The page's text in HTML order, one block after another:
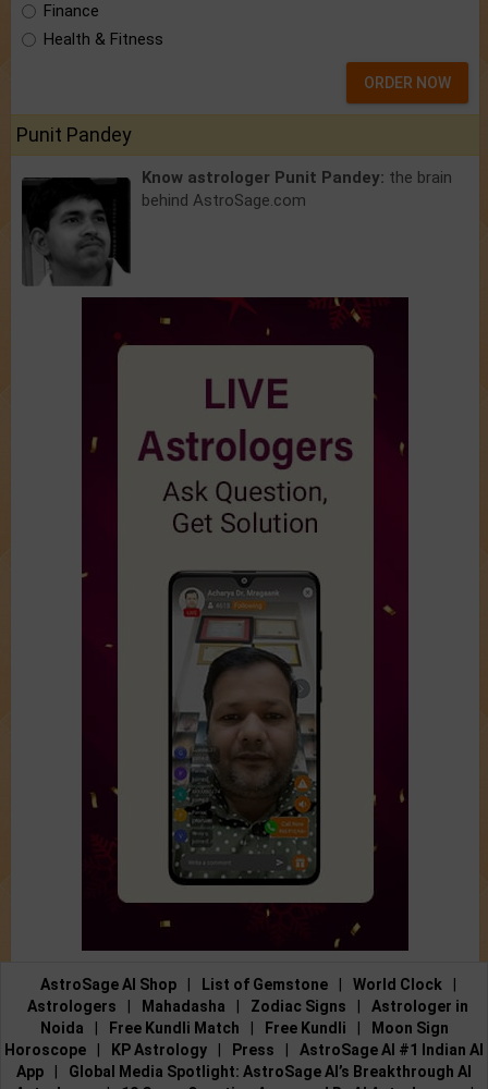
Finance
Health & Fitness
ORDER NOW
Punit Pandey
Know astrologer Punit Pandey: the brain
behind AstroSage.com
AstroSage AI Shop List of Gemstone World Clock
Astrologers
Mahadasha Zodiac Signs
Astrologer in
Noida
Free Kundli Match Free Kundli
Moon Sign
Horoscope
KP Astrology Press
AstroSage AI #1 Indian AI
App
Global Media Spotlight: AstroSage AI’s Breakthrough AI